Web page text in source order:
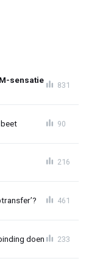
sensatie
831
90
216
461
doen 233